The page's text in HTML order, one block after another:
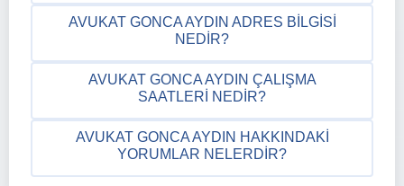
AVUKAT GONCA AYDIN ADRES BILGISI
NEDIR?
AVUKAT GONCA AYDIN ÇALIŞMA
SAATLERI NEDIR?
AVUKAT GONCA AYDIN HAKKINDAKI
YORUMLAR NELERDIR?